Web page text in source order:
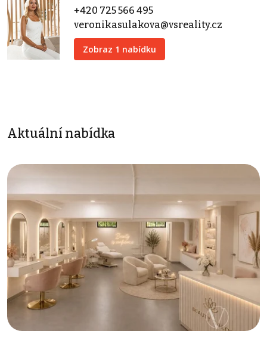
+420 725 566 495
veronikasulakova@vsreality.cz
Zobraz 1 nabídku
Aktuální nabídka